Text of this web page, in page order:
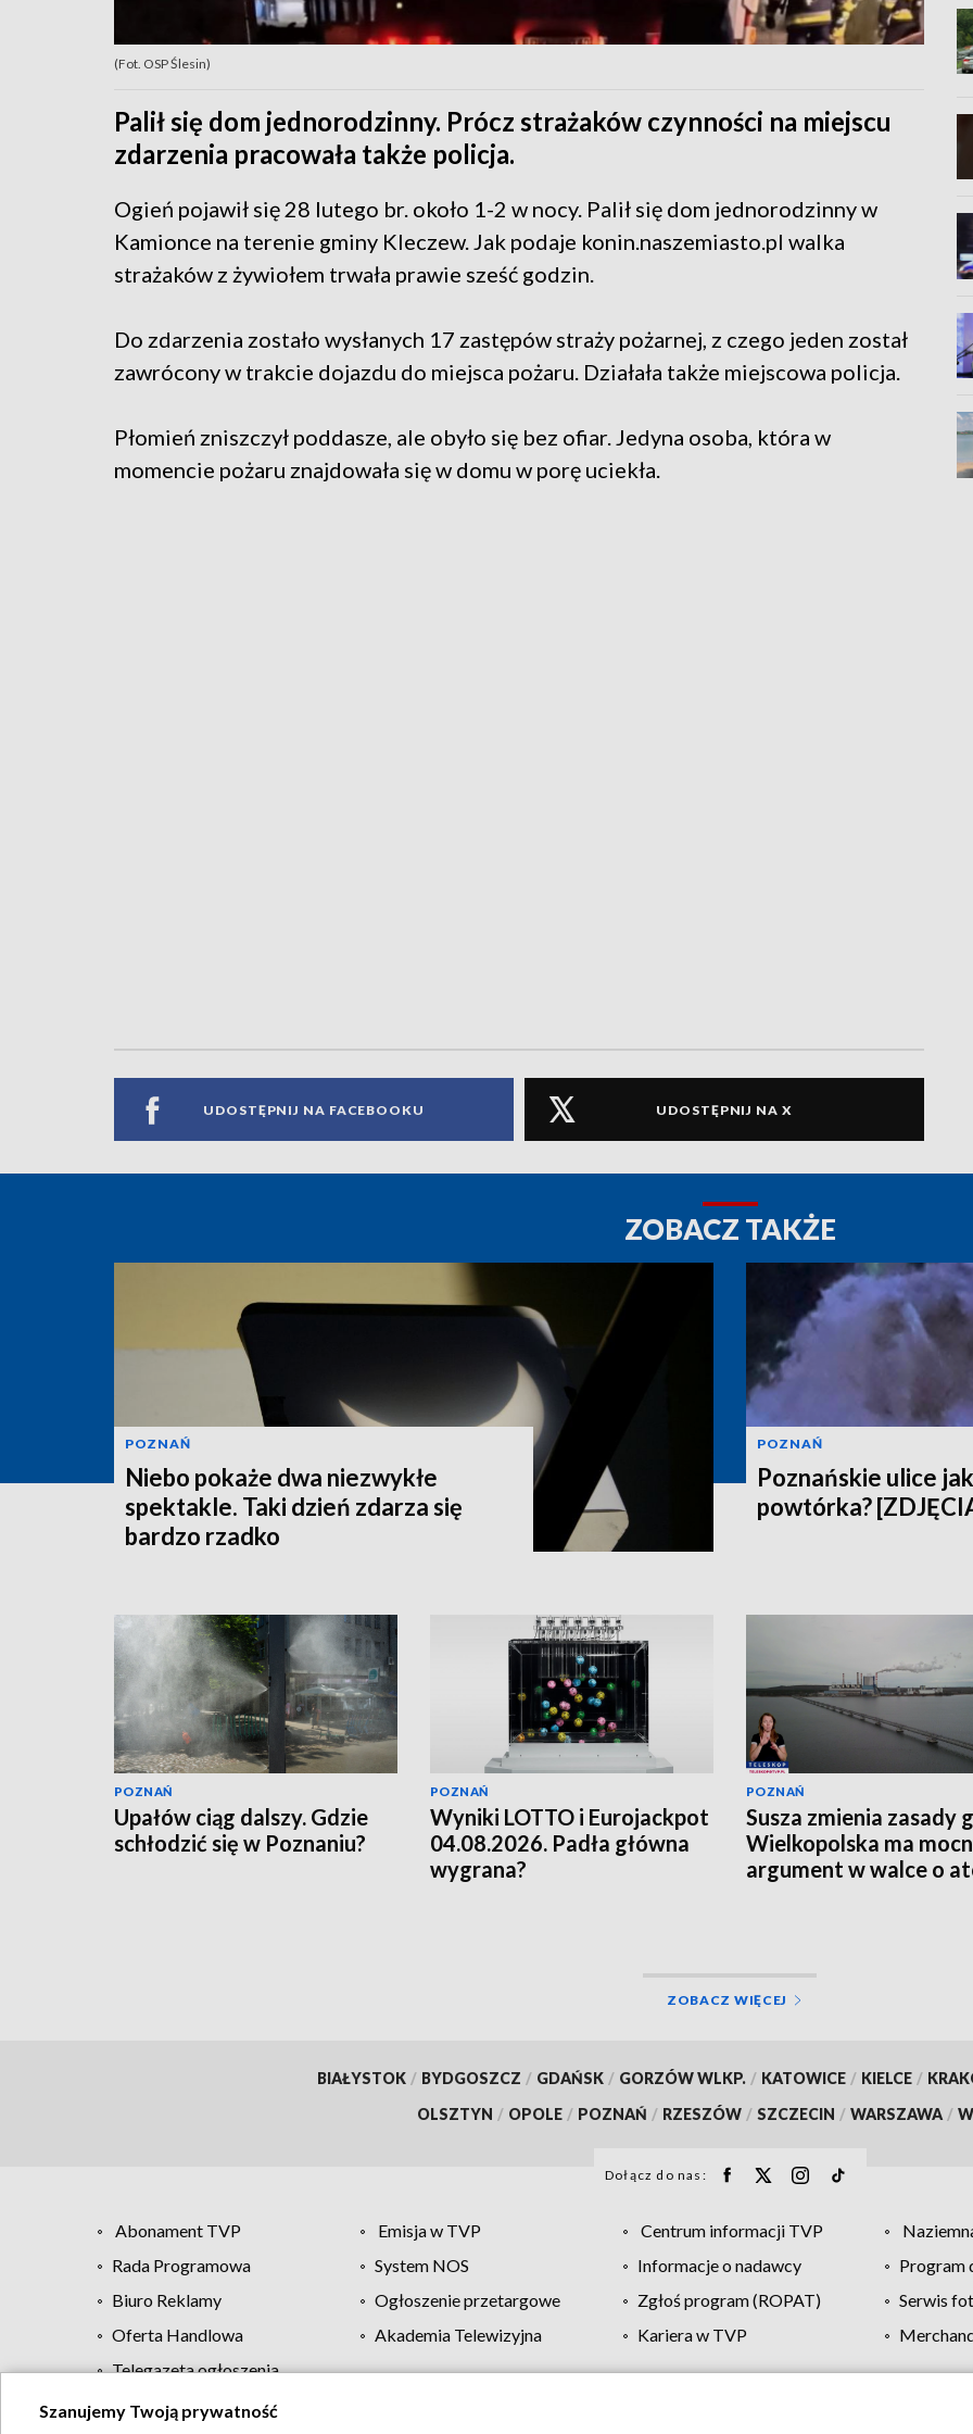
(Fot. OSP Ślesin)
Palił się dom jednorodzinny. Prócz strażaków czynności na miejscu
zdarzenia pracowała także policja.
Ogień pojawił się 28 lutego br. około 1-2 w nocy. Palił się dom jednorodzinny w
Kamionce na terenie gminy Kleczew. Jak podaje konin.naszemiasto.pl walka
strażaków z żywiołem trwała prawie sześć godzin.
Do zdarzenia zostało wysłanych 17 zastępów straży pożarnej, z czego jeden został
zawrócony w trakcie dojazdu do miejsca pożaru. Działała także miejscowa policja.
Płomień zniszczył poddasze, ale obyło się bez ofiar. Jedyna osoba, która w
momencie pożaru znajdowała się w domu w porę uciekła.
UDOSTĘPNIJ NA FACEBOOKU UDOSTĘPNIJ NA X
ZOBACZ TAKŻE
POZNAŃ
Niebo pokaże dwa niezwykłe
spektakle. Taki dzień zdarza się
bardzo rzadko
POZNAŃ
Poznańskie ulice
powtórka?
POZNAŃ
Upałów ciąg dalszy. Gdzie
schłodzić się w Poznaniu?
POZNAŃ
Wyniki LOTTO i Eurojackpot
04.08.2026. Padła główna
wygrana?
POZNAŃ
Susza zmienia zasady
Wielkopolska ma
argument w walce o
ZOBACZ WIĘCEJ
BIAŁYSTOK / BYDGOSZCZ / GDAŃSK / GORZÓW WLKP. / KATOWICE / KIELCE /
OLSZTYN / OPOLE / POZNAŃ / RZESZÓW / SZCZECIN / WARSZAWA /
Dołącz do nas:
Abonament TVP Emisja w TVP Centrum informacji TVP
Rada Programowa
System NOS Informacje o nadawcy
Program
Biuro Reklamy
Ogłoszenie przetargowe Zgłoś program (ROPAT)
Serwis
Oferta Handlowa
Akademia Telewizyjna Kariera w TVP
Telegazeta ogłoszenia
Szanujemy Twoją prywatność